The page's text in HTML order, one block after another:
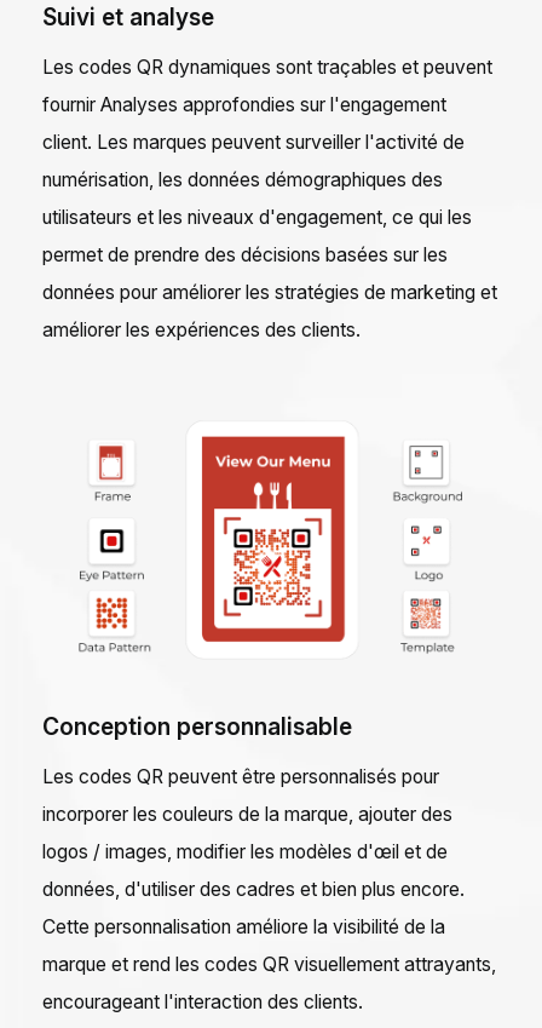
Suivi et analyse
Les codes QR dynamiques sont traçables et peuvent
fournir Analyses approfondies sur l'engagement
client. Les marques peuvent surveiller l'activité de
numérisation, les données démographiques des
utilisateurs et les niveaux d'engagement, ce qui les
permet de prendre des décisions basées sur les
données pour améliorer les stratégies de marketing et
améliorer les expériences des clients.
Conception personnalisable
Les codes QR peuvent être personnalisés pour
incorporer les couleurs de la marque, ajouter des
logos / images, modifier les modèles d'œil et de
données, d'utiliser des cadres et bien plus encore.
Cette personnalisation améliore la visibilité de la
marque et rend les codes QR visuellement attrayants,
encourageant l'interaction des clients.